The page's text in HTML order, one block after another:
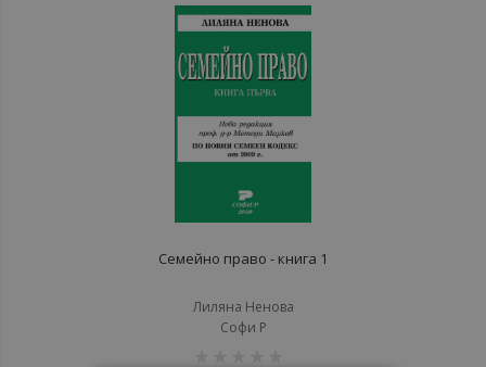
Семейно право - книга 1
Лиляна Ненова
Софи Р